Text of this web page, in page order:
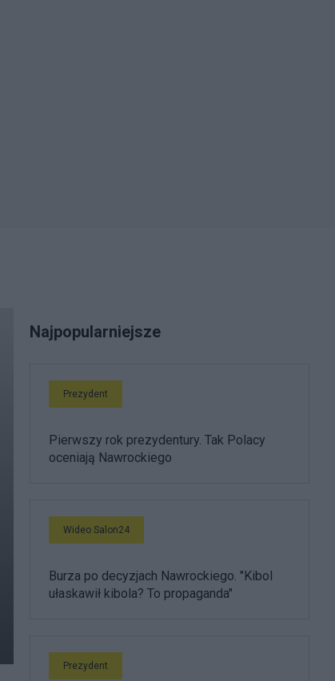
Najpopularniejsze
Prezydent
Pierwszy rok prezydentury. Tak Polacy
oceniają Nawrockiego
Wideo Salon24
Burza po decyzjach Nawrockiego. "Kibol
ułaskawił kibola? To propaganda"
Prezydent